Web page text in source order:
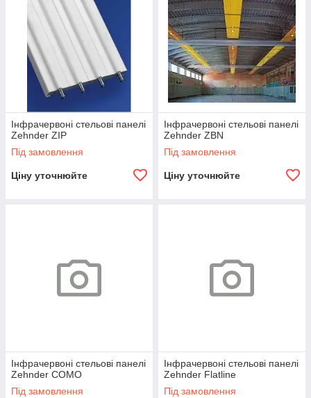
Інфрачервоні стельові панелі
Zehnder ZIP
Під замовлення
Ціну уточнюйте
Інфрачервоні стельові панелі
Zehnder ZBN
Під замовлення
Ціну уточнюйте
Інфрачервоні стельові панелі
Zehnder COMO
Під замовлення
Інфрачервоні стельові панелі
Zehnder Flatline
Під замовлення